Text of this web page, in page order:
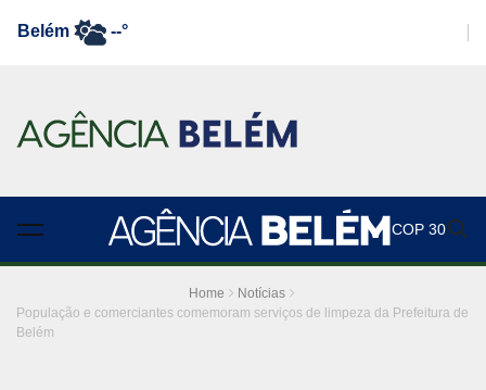
Belém --°
COP 30
Home
Notícias
População e comerciantes comemoram serviços de limpeza da Prefeitura de
Belém